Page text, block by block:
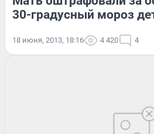
30-градусный мороз
18 июня, 2013, 18:16 4 420 4